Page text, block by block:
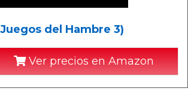
del Hambre 3)
Ver precios en Amazon